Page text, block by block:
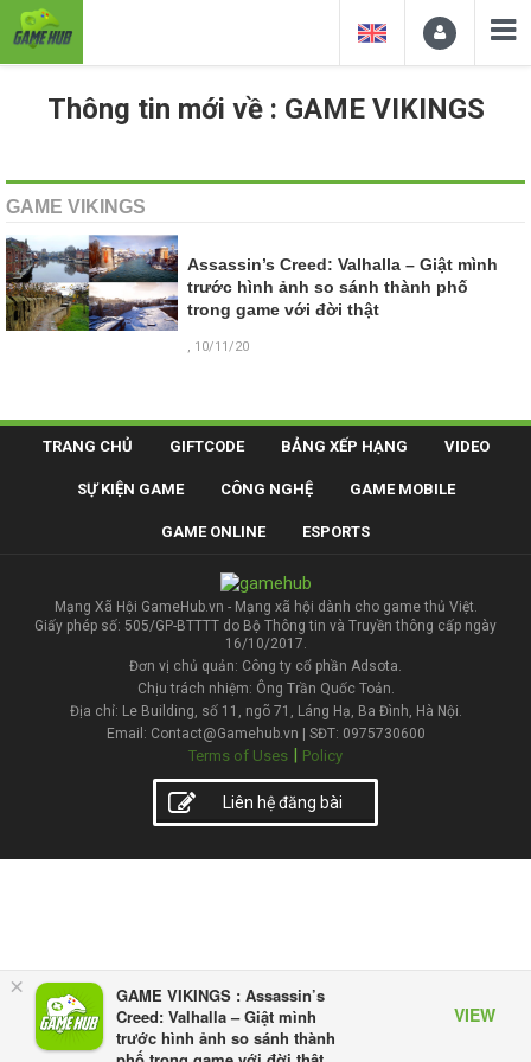
×
GAME VIKINGS : Assassin’s
Creed: Valhalla – Giật mình
trước hình ảnh so sánh thành
VIEW
Thông tin mới về : GAME VIKINGS
GAME VIKINGS
Assassin’s Creed: Valhalla – Giật mình
trước hình ảnh so sánh thành phố
trong game với đời thật
, 10/11/20
TRANG CHỦ GIFTCODE BẢNG XẾP HẠNG VIDEO
SỰ KIỆN GAME CÔNG NGHỆ GAME MOBILE
GAME ONLINE ESPORTS
Mạng Xã Hội GameHub.vn - Mạng xã hội dành cho game thủ Việt.
Giấy phép số: 505/GP-BTTTT do Bộ Thông tin và Truyền thông cấp ngày
16/10/2017.
Đơn vị chủ quản: Công ty cổ phần Adsota.
Chịu trách nhiệm: Ông Trần Quốc Toản.
Địa chỉ: Le Building, số 11, ngõ 71, Láng Hạ, Ba Đình, Hà Nội.
Email: Contact@Gamehub.vn | SĐT: 0975730600
Terms of Uses | Policy
Liên hệ đăng bài